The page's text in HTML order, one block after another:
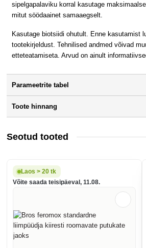
sipelgapalaviku korral kasutage
mitut söödaainet samaaegselt.
Kasutage biotsiidi ohutult. Enne kasutamist
tootekirjeldust. Tehnilised andmed võivad
etteteatamiseta. Arvud on ainult
Parameetrite tabel
Toote hinnang
Seotud tooted
Laos > 20 tk
Võite saada teisipäeval, 11.08.